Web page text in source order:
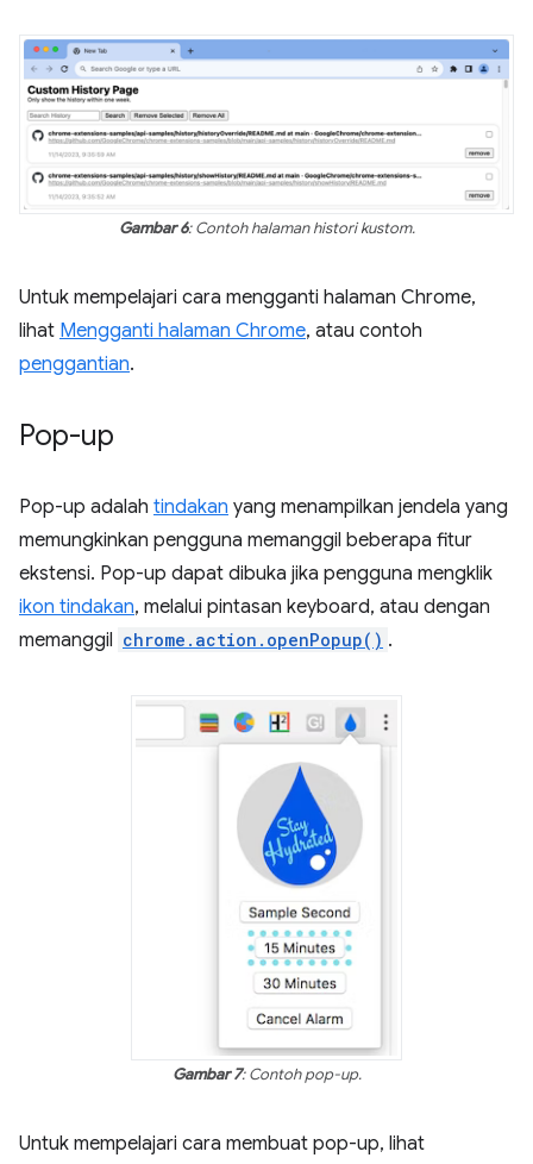
Gambar 6: Contoh halaman histori kustom.
Untuk mempelajari cara mengganti halaman Chrome,
lihat Mengganti halaman Chrome, atau contoh
penggantian.
Pop-up
Pop-up adalah tindakan yang menampilkan jendela yang
memungkinkan pengguna memanggil beberapa fitur
ekstensi. Pop-up dapat dibuka jika pengguna mengklik
ikon tindakan, melalui pintasan keyboard, atau dengan
memanggil chrome.action.openPopup() .
Gambar 7: Contoh pop-up.
Untuk mempelajari cara membuat pop-up, lihat